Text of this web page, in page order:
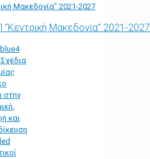
Μακεδονία” 2021-2027
"Κεντρική Μακεδονία" 2021-2027
στην
και